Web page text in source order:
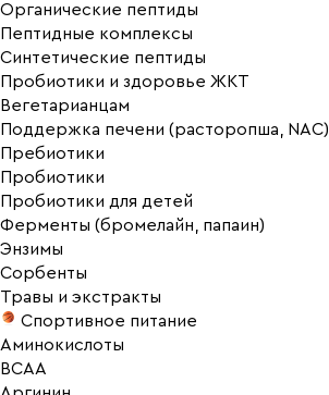
Органические пептиды
Пептидные комплексы
Синтетические пептиды
Пробиотики и здоровье ЖКТ
Вегетарианцам
Поддержка печени (расторопша, NAC)
Пребиотики
Пробиотики
Пробиотики для детей
Ферменты (бромелайн, папаин)
Энзимы
Сорбенты
Травы и экстракты
Спортивное питание
Аминокислоты
BCAA